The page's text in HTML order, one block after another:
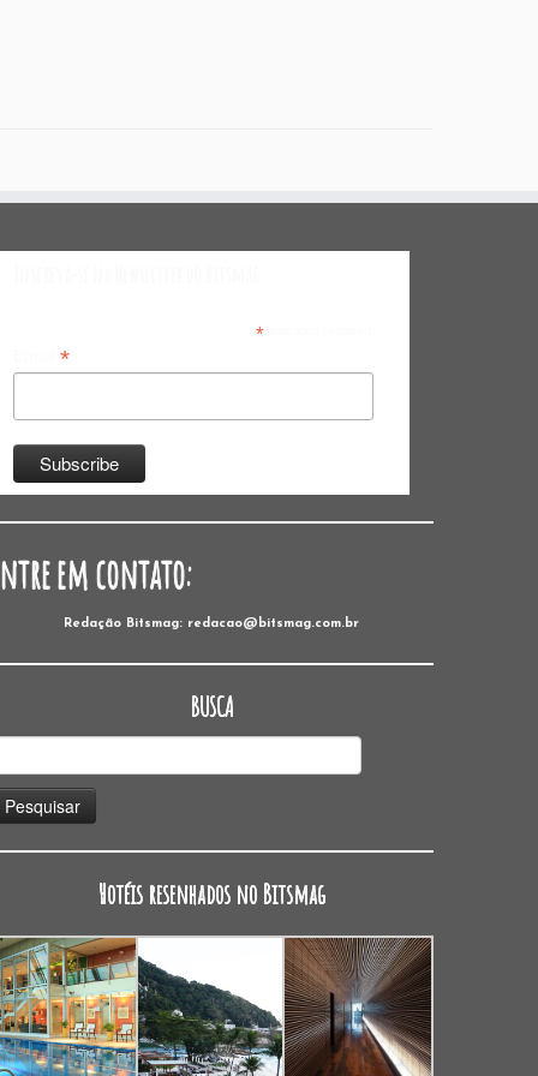
*indicates required
*
em contato:
Redação Bitsmag: redacao@bitsmag.com.br
BUSCA
Hotéis resenhados no Bitsmag